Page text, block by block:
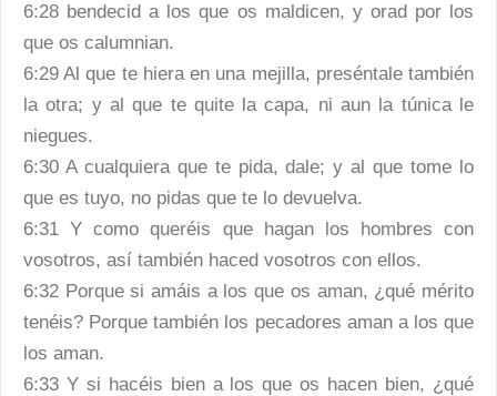
6:28 bendecid a los que os maldicen, y orad por los
que os calumnian.
6:29 Al que te hiera en una mejilla, preséntale también
la otra; y al que te quite la capa, ni aun la túnica le
niegues.
6:30 A cualquiera que te pida, dale; y al que tome lo
que es tuyo, no pidas que te lo devuelva.
6:31 Y como queréis que hagan los hombres con
vosotros, así también haced vosotros con ellos.
6:32 Porque si amáis a los que os aman, ¿qué mérito
tenéis? Porque también los pecadores aman a los que
los aman.
6:33 Y si hacéis bien a los que os hacen bien, ¿qué